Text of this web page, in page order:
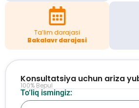
Ta’lim darajasi
Bakalavr darajasi
To‘liq ismingiz:
Konsultatsiya uchun ariza
100% Bepul